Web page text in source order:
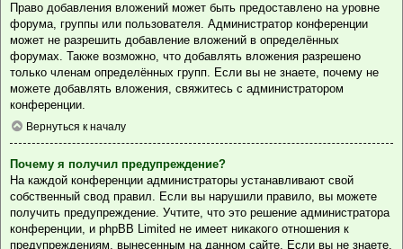
Право добавления вложений может быть предоставлено на уровне
форума, группы или пользователя. Администратор конференции
может не разрешить добавление вложений в определённых
форумах. Также возможно, что добавлять вложения разрешено
только членам определённых групп. Если вы не знаете, почему не
можете добавлять вложения, свяжитесь с администратором
конференции.
Вернуться к началу
Почему я получил предупреждение?
На каждой конференции администраторы устанавливают свой
собственный свод правил. Если вы нарушили правило, вы можете
получить предупреждение. Учтите, что это решение администратора
конференции, и phpBB Limited не имеет никакого отношения к
предупреждениям, вынесенным на данном сайте. Если вы не знаете,